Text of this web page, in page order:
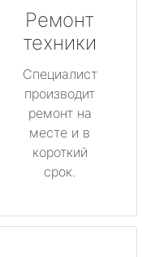
Ремонт
техники
Специалист
производит
ремонт на
месте и в
короткий
срок.